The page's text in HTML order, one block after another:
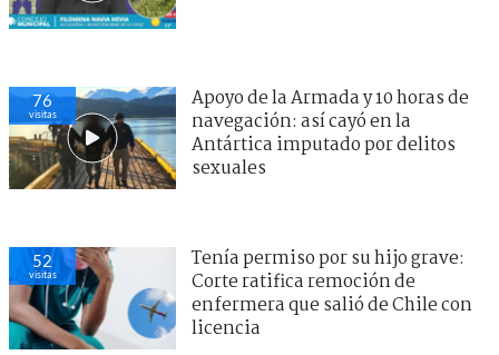
76
visitas
Apoyo de la Armada y 10 horas de
navegación: así cayó en la
Antártica imputado por delitos
sexuales
52
visitas
Tenía permiso por su hijo grave:
Corte ratifica remoción de
enfermera que salió de Chile con
licencia